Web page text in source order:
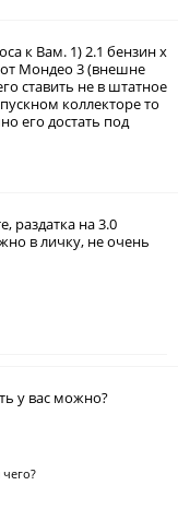
к Вам. 1) 2.1 бензин х
Мондео 3 (внешне
ставить не в штатное
коллекторе то
его достать под
раздатка на 3.0
в личку, не очень
у вас можно?